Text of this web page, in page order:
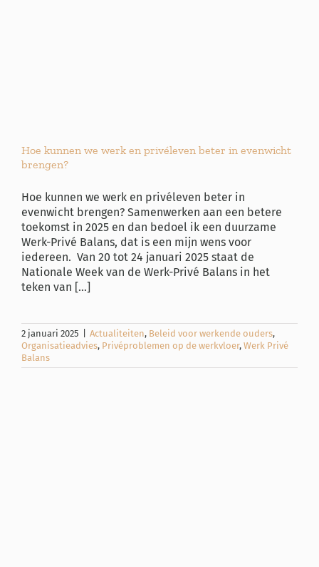
Hoe kunnen we werk en privéleven beter in evenwicht
brengen?
Hoe kunnen we werk en privéleven beter in
evenwicht brengen? Samenwerken aan een betere
toekomst in 2025 en dan bedoel ik een duurzame
Werk-Privé Balans, dat is een mijn wens voor
iedereen. Van 20 tot 24 januari 2025 staat de
Nationale Week van de Werk-Privé Balans in het
teken van [...]
2 januari 2025 Actualiteiten, Beleid voor werkende ouders,
Organisatieadvies, Privéproblemen op de werkvloer, Werk Privé
Balans